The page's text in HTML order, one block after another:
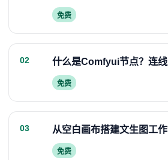
免费
02 什么是Comfyui节点？连
免费
03 从空白画布搭建文生图工
免费